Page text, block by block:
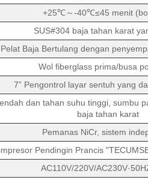
+25℃～-40℃≤45 menit
SUS#304 baja tahan karat
Pelat Baja Bertulang dengan
Wol fiberglass prima/busa
7” Pengontrol layar sentuh yang
dan tahan suhu tinggi, sumbu
baja tahan karat
Pemanas NiCr, sistem
Pendingin Prancis
AC110V/220V/